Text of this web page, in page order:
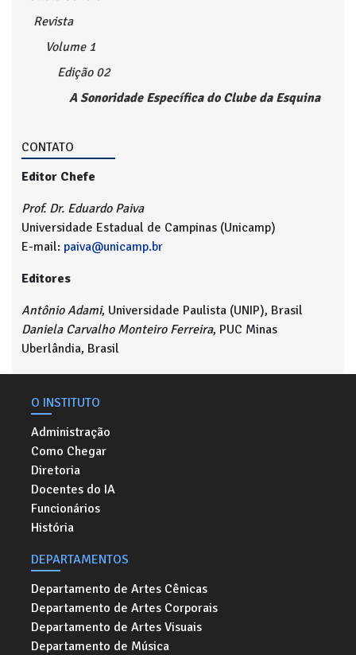
Revista
Volume 1
Edição 02
A Sonoridade Específica do Clube da Esquina
CONTATO
Editor Chefe
Prof. Dr. Eduardo Paiva
Universidade Estadual de Campinas (Unicamp)
E-mail: paiva@unicamp.br
Editores
Antônio Adami, Universidade Paulista (UNIP), Brasil
Daniela Carvalho Monteiro Ferreira, PUC Minas
Uberlândia, Brasil
O INSTITUTO
Administração
Como Chegar
Diretoria
Docentes do IA
Funcionários
História
DEPARTAMENTOS
Departamento de Artes Cênicas
Departamento de Artes Corporais
Departamento de Artes Visuais
Departamento de Música